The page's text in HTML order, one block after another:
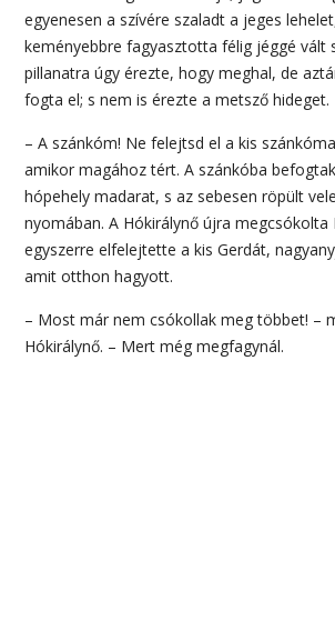
egyenesen a szívére szaladt a jeges
keményebbre fagyasztotta félig jéggé vált
pillanatra úgy érezte, hogy meghal, de
fogta el; s nem is érezte a metsző hideget.
– A szánkóm! Ne felejtsd el a kis
amikor magához tért. A szánkóba
hópehely madarat, s az sebesen röpült
nyomában. A Hókirálynő újra megcsókolta
egyszerre elfelejtette a kis Gerdát,
amit otthon hagyott.
– Most már nem csókollak meg többet! –
Hókirálynő. – Mert még megfagynál.